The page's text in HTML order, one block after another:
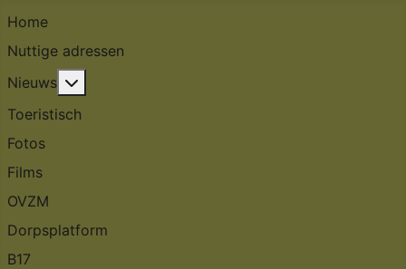
Home
Nuttige adressen
Nieuws
Toeristisch
Fotos
Films
OVZM
Dorpsplatform
B17